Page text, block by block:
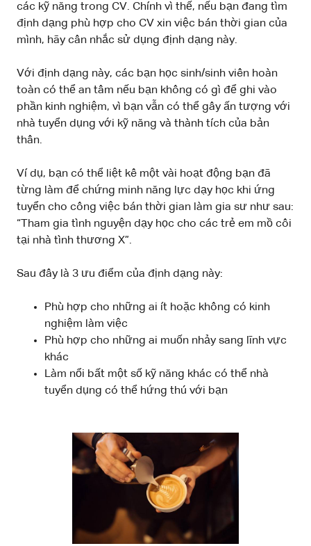
các kỹ năng trong CV. Chính vì thế, nếu bạn đang tìm
định dạng phù hợp cho CV xin việc bán thời gian của
mình, hãy cân nhắc sử dụng định dạng này.
Với định dạng này, các bạn học sinh/sinh viên hoàn
toàn có thể an tâm nếu bạn không có gì để ghi vào
phần kinh nghiệm, vì bạn vẫn có thể gây ấn tượng với
nhà tuyển dụng với kỹ năng và thành tích của bản
thân.
Ví dụ, bạn có thể liệt kê một vài hoạt động bạn đã
từng làm để chứng minh năng lực dạy học khi ứng
tuyển cho công việc bán thời gian làm gia sư như sau:
“Tham gia tình nguyện dạy học cho các trẻ em mồ côi
tại nhà tình thương X”.
Sau đây là 3 ưu điểm của định dạng này:
Phù hợp cho những ai ít hoặc không có kinh
nghiệm làm việc
Phù hợp cho những ai muốn nhảy sang lĩnh vực
khác
Làm nổi bất một số kỹ năng khác có thể nhà
tuyển dụng có thể hứng thú với bạn